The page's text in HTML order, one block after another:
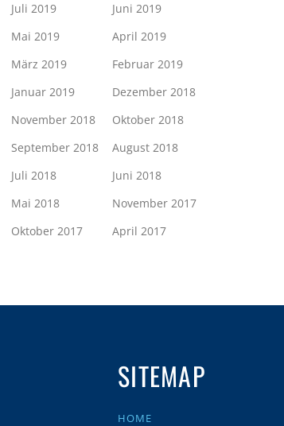
Juli 2019
Juni 2019
Mai 2019
April 2019
März 2019
Februar 2019
Januar 2019
Dezember 2018
November 2018
Oktober 2018
September 2018
August 2018
Juli 2018
Juni 2018
Mai 2018
November 2017
Oktober 2017
April 2017
SITEMAP
HOME